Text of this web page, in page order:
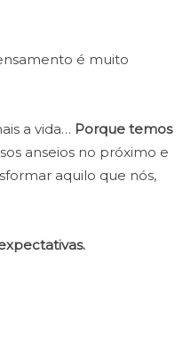
é muito
a vida… Porque temos
anseios no próximo e
aquilo que nós,